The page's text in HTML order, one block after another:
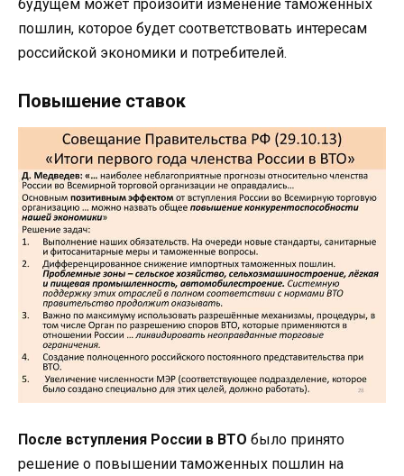
будущем может произойти изменение таможенных
пошлин, которое будет соответствовать интересам
российской экономики и потребителей.
Повышение ставок
После вступления России в ВТО было принято
решение о повышении таможенных пошлин на